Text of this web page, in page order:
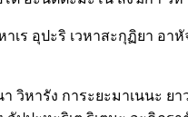
เร อุปะริ เวหาสะกุฏิยา อา
วิหารัง การะยะมาเนนะ ย